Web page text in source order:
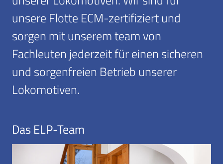
unsere Flotte ECM-zertifiziert und
sorgen mit unserem team von
Fachleuten jederzeit für einen sicheren
und sorgenfreien Betrieb unserer
Lokomotiven.
Das ELP-Team